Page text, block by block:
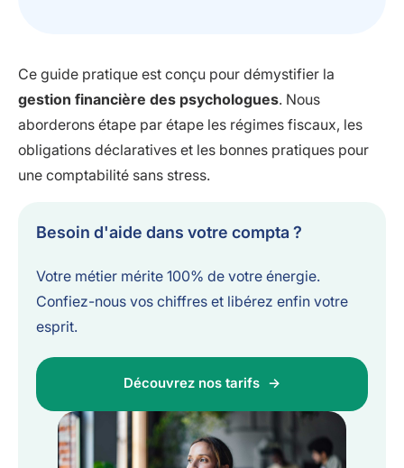
Ce guide pratique est conçu pour démystifier la
gestion financière des psychologues. Nous
aborderons étape par étape les régimes fiscaux, les
obligations déclaratives et les bonnes pratiques pour
une comptabilité sans stress.
Besoin d'aide dans votre compta ?
Votre métier mérite 100% de votre énergie.
Confiez-nous vos chiffres et libérez enfin votre
esprit.
Découvrez nos tarifs